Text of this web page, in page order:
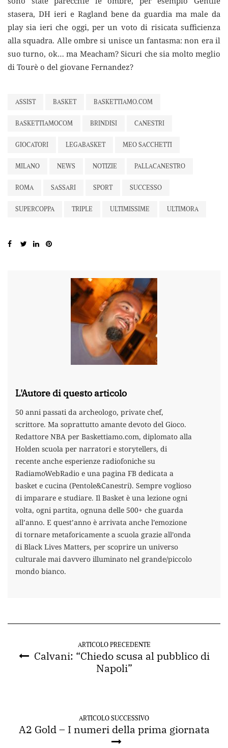
stasera, DH ieri e Ragland bene da guardia ma male da
play sia ieri che oggi, per un voto di risicata sufficienza
alla squadra. Alle ombre si unisce un fantasma: non era il
suo turno, ok… ma Meacham? Sicuri che sia molto meglio
di Tourè o del giovane Fernandez?
ASSIST BASKET BASKETTIAMO.COM
BASKETTIAMOCOM BRINDISI CANESTRI
GIOCATORI LEGABASKET MEO SACCHETTI
MILANO NEWS NOTIZIE PALLACANESTRO
ROMA SASSARI SPORT SUCCESSO
SUPERCOPPA TRIPLE ULTIMISSIME ULTIMORA
L'Autore di questo articolo
50 anni passati da archeologo, private chef,
scrittore. Ma soprattutto amante devoto del Gioco.
Redattore NBA per Baskettiamo.com, diplomato alla
Holden scuola per narratori e storytellers, di
recente anche esperienze radiofoniche su
RadiamoWebRadio e una pagina FB dedicata a
basket e cucina (Pentole&Canestri). Sempre voglioso
di imparare e studiare. Il Basket è una lezione ogni
volta, ogni partita, ognuna delle 500+ che guarda
all’anno. E quest’anno è arrivata anche l’emozione
di tornare metaforicamente a scuola grazie all’onda
di Black Lives Matters, per scoprire un universo
culturale mai davvero illuminato nel grande/piccolo
mondo bianco.
ARTICOLO PRECEDENTE
Calvani: “Chiedo scusa al pubblico di
Napoli”
ARTICOLO SUCCESSIVO
A2 Gold – I numeri della prima giornata